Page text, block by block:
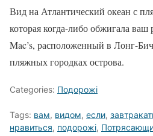
Вид на Атлантический океан с
которая когда-либо обжигала ваш
Mac’s, расположенный в Лонг-
пляжных городках острова.
Categories: Подорожі
Tags: вам, видом, если,
нравиться, подорожі,